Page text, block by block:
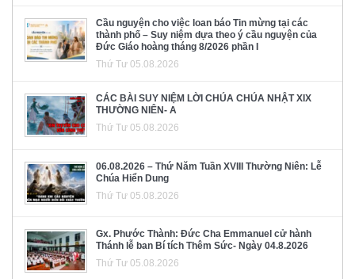
Cầu nguyện cho việc loan báo Tin mừng tại các
thành phố – Suy niệm dựa theo ý cầu nguyện của
Đức Giáo hoàng tháng 8/2026 phần I
Thứ Tư 05.08.2026
CÁC BÀI SUY NIỆM LỜI CHÚA CHÚA NHẬT XIX
THƯỜNG NIÊN- A
Thứ Tư 05.08.2026
06.08.2026 – Thứ Năm Tuần XVIII Thường Niên: Lễ
Chúa Hiển Dung
Thứ Tư 05.08.2026
Gx. Phước Thành: Đức Cha Emmanuel cử hành
Thánh lễ ban Bí tích Thêm Sức- Ngày 04.8.2026
Thứ Tư 05.08.2026